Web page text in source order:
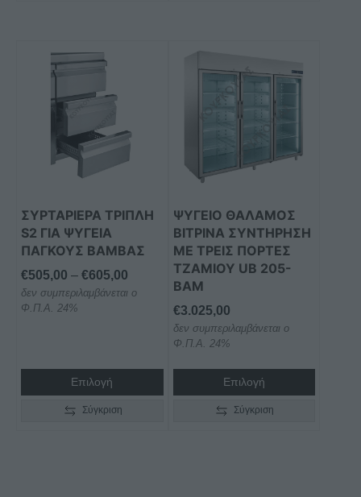
ΣΥΡΤΑΡΙΕΡΑ ΤΡΙΠΛΗ
S2 ΓΙΑ ΨΥΓΕΙΑ
ΠΑΓΚΟΥΣ BAMΒΑΣ
€505,00 – €605,00
range:
€505,00
δεν συμπεριλαμβάνεται ο
Φ.Π.Α. 24%
Επιλογή
πολλαπλές
παραλλαγές.
μπορούν
να
επιλεγούν
σελίδα
του
Σύγκριση
ΨΥΓΕΙΟ ΘΑΛΑΜΟΣ
ΒΙΤΡΙΝΑ ΣΥΝΤΗΡΗΣΗ
ΜΕ ΤΡΕΙΣ ΠΟΡΤΕΣ
ΤΖΑΜΙΟΥ UB 205-
BAM
€3.025,00
δεν συμπεριλαμβάνεται ο
Φ.Π.Α. 24%
Επιλογή
Σύγκριση